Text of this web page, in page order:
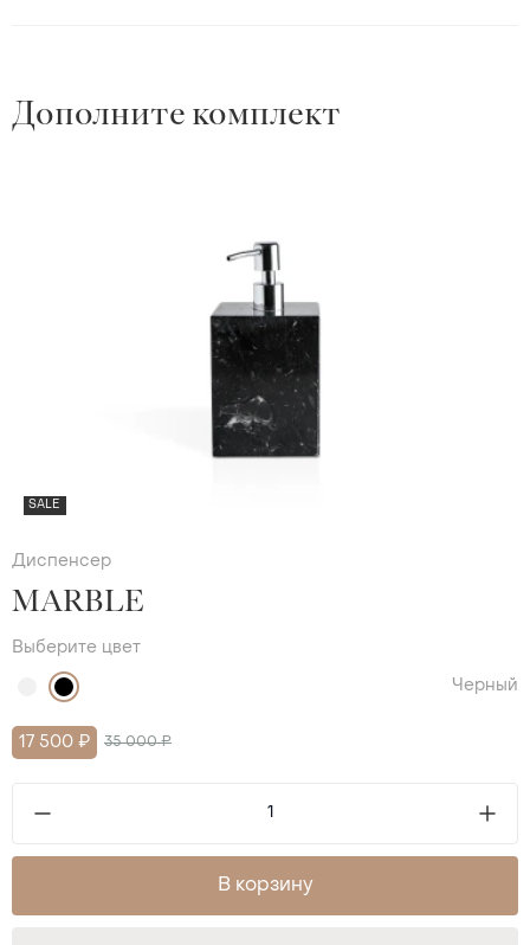
Дополните комплект
SALE
Диспенсер
MARBLE
Выберите цвет
Черный
17 500 ₽ 35 000 ₽
В корзину